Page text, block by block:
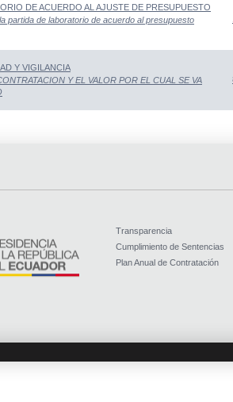
DE ACUERDO AL AJUSTE DE PRESUPUESTO
partida de laboratorio de acuerdo al presupuesto
Y VIGILANCIA
Y EL VALOR POR EL CUAL SE VA
Transparencia
Cumplimiento de Sentencias
Plan Anual de Contratación